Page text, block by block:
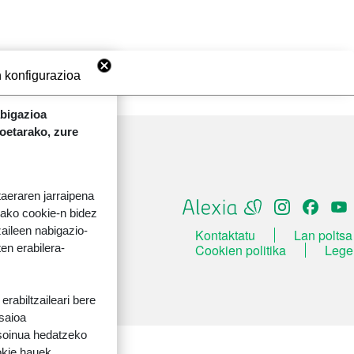
ORRI-OINA
Kontaktatu Lan poltsa
TESTU-LEGALAK
Cookien politika
konfigurazioa
zure
jarraipena
cookie-n bidez
nabigazio-
erabilera-
bere
hedatzeko